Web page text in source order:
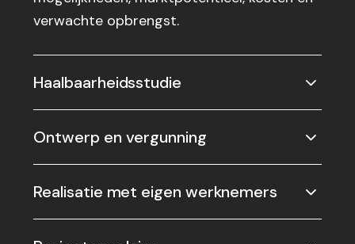
verwachte opbrengst.
Haalbaarheidsstudie
Ontwerp en vergunning
Realisatie met eigen werknemers